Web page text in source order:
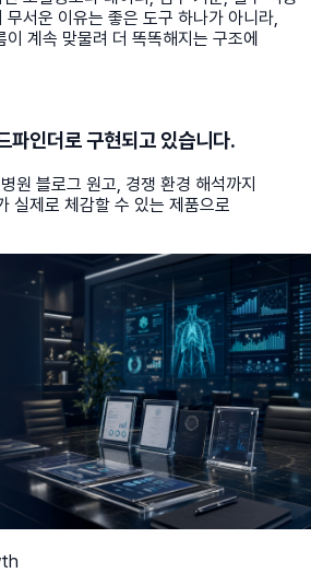
서운 이유는 좋은 도구 하나가 아니라,
계속 맞물려 더 똑똑해지는 구조에
파인더로 구현되고 있습니다.
원 블로그 원고, 경쟁 환경 해석까지
실제로 체감할 수 있는 제품으로